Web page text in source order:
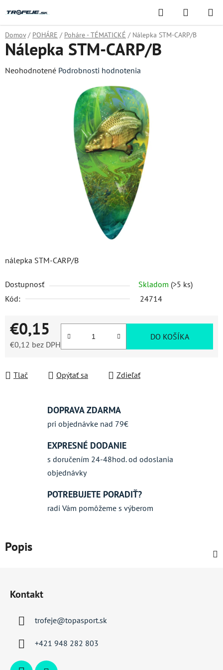
na
obsah
Hľadať
KOŠÍK
Domov / POHÁRE / Poháre - TÉMATICKÉ / Nálepka STM-CARP/B
nálepka STM-CARP/B
Dostupnosť Skladom (>5 ks)
Kód:
24714
€0,15
€0,12 bez DPH
DO KOŠÍKA
Tlač Opýtať sa Zdieľať
Nálepka STM-CARP/B
Priemerné
Neohodnotené Podrobnosti hodnotenia
DOPRAVA ZDARMA
pri objednávke nad 79€
EXPRESNÉ DODANIE
s doručením 24-48hod. od odoslania
objednávky
POTREBUJETE PORADIŤ?
radi Vám pomôžeme s výberom
Popis
Kontakt
trofeje@topasport.sk
+421 948 282 803